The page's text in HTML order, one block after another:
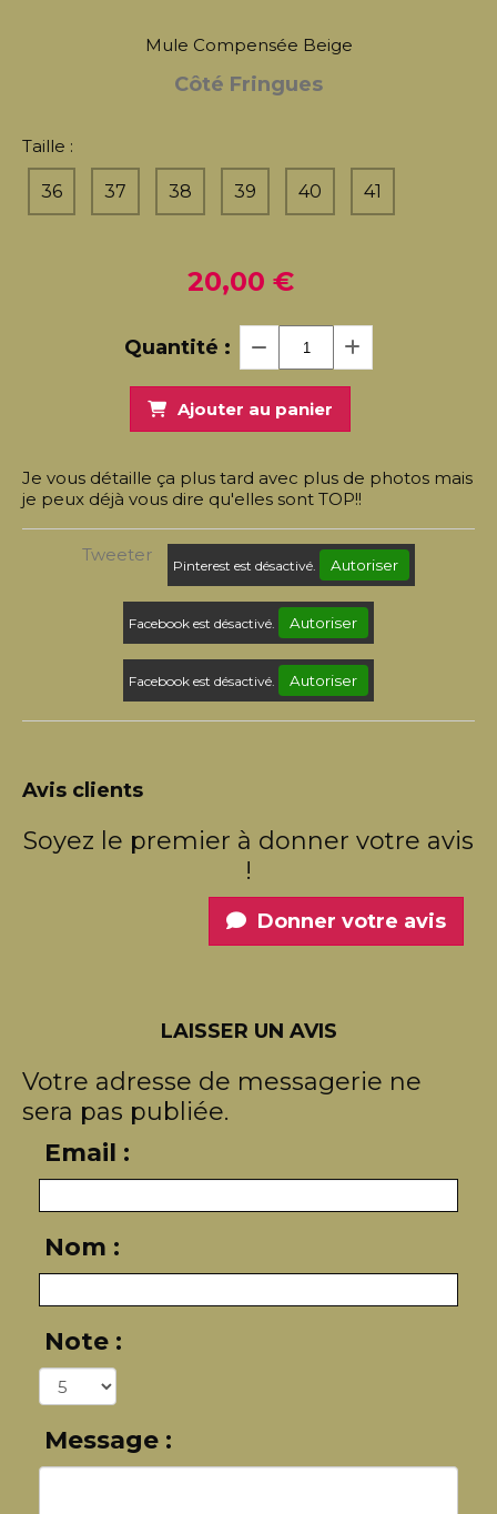
Mule Compensée Beige
Côté Fringues
Taille :
36 37 38 39 40 41
20,00 €
Quantité :
Ajouter au panier
Je vous détaille ça plus tard avec plus de photos mais
je peux déjà vous dire qu'elles sont TOP!!
Tweeter
Pinterest est désactivé. Autoriser
Facebook est désactivé. Autoriser
Facebook est désactivé. Autoriser
Avis clients
Soyez le premier à donner votre avis
!
Donner votre avis
LAISSER UN AVIS
Votre adresse de messagerie ne
sera pas publiée.
Email :
Nom :
Note :
Message :